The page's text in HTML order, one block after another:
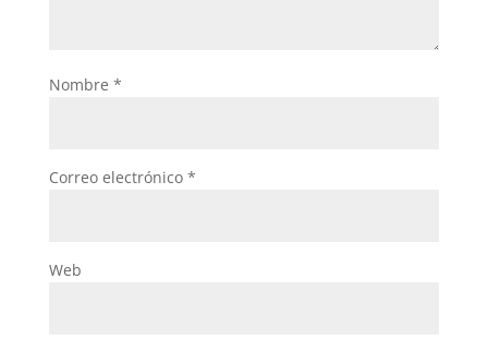
Nombre *
Correo electrónico *
Web